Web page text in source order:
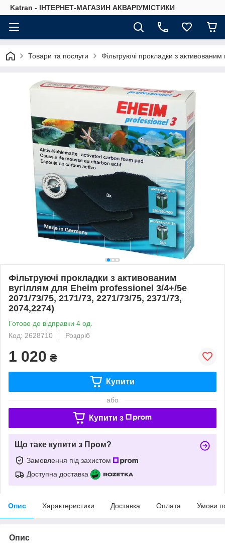
Katran - ІНТЕРНЕТ-МАГАЗИН АКВАРІУМІСТИКИ
Товари та послуги Фільтруючі прокладки з
Фільтруючі прокладки з активованим
вугіллям для Eheim professionel 3/4+/5e
2071/73/75, 2171/73, 2271/73/75, 2371/73,
2074,2274)
Готово до відправки 4 од.
Код: 2628710
Роздріб
1 020 ₴
Купити
або
Купити з
Що таке купити з Пром?
Замовлення під захистом
Доступна доставка
Опис Характеристики Доставка Оплата Умови
Опис